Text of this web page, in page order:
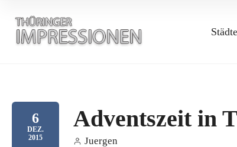
6
DEZ.
2015
Adventszeit in
Juergen